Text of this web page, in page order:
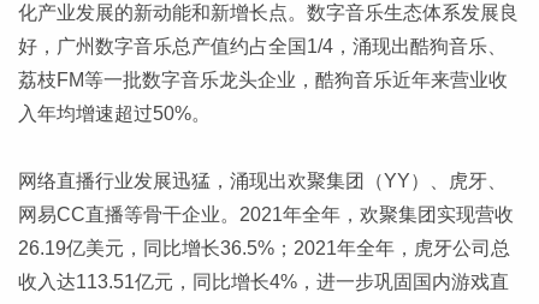
化产业发展的新动能和新增长点。数字音乐生态体系发展良
好，广州数字音乐总产值约占全国1/4，涌现出酷狗音乐、
荔枝FM等一批数字音乐龙头企业，酷狗音乐近年来营业收
入年均增速超过50%。
网络直播行业发展迅猛，涌现出欢聚集团（YY）、虎牙、
网易CC直播等骨干企业。2021年全年，欢聚集团实现营收
26.19亿美元，同比增长36.5%；2021年全年，虎牙公司总
收入达113.51亿元，同比增长4%，进一步巩固国内游戏直